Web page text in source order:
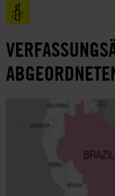
Direkt
zum
Benutzermenü